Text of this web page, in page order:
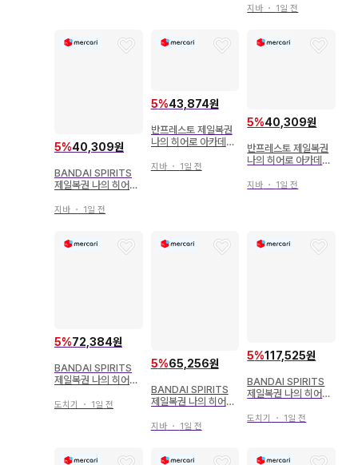
미도리야 이즈쿠 figu
지바 ・ 1일 전
5%40,309원
BANDAI SPIRITS
제일복권 나의 히어로
me C상 토도로키 쇼
지바 ・ 1일 전
5%43,874원
반프레스토 제일복권
나의 히어로 아카데미
토도로키상 토도로키
지바・ 1일 전
5%40,309원
반프레스토 제일복권
나의 히어로 아카데미
키 쇼토 큥캐릭터 비넷
지바 ・ 1일 전
5%72,384원
BANDAI SPIRITS
제일복권 나의 히어로
A상 미도리야 이즈쿠
도치기 ・ 1일 전
5%65,256원
BANDAI SPIRITS
제일복권 나의 히어로
ENERATIONS!!2 A
지바・ 1일 전
5%117,525원
BANDAI SPIRITS
제일복권 나의 히어로
C상 토도로키 쇼토 M
도치기 ・ 1일 전